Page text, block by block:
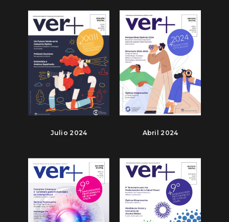
Julio 2024 Abril 2024